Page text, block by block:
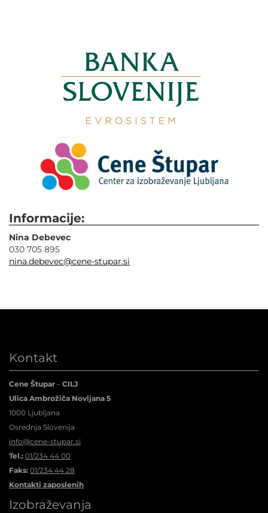
Informacije:
Nina Debevec
030 705 895
nina.debevec@cene-stupar.si
Kontakt
Cene Štupar – CILJ
Ulica Ambrožiča Novljana 5
1000 Ljubljana
Osrednja Slovenija
info@cene-stupar.si
Tel.: 01/234 44 00
Faks: 01/234 44 28
Kontakti zaposlenih
Izobraževanja